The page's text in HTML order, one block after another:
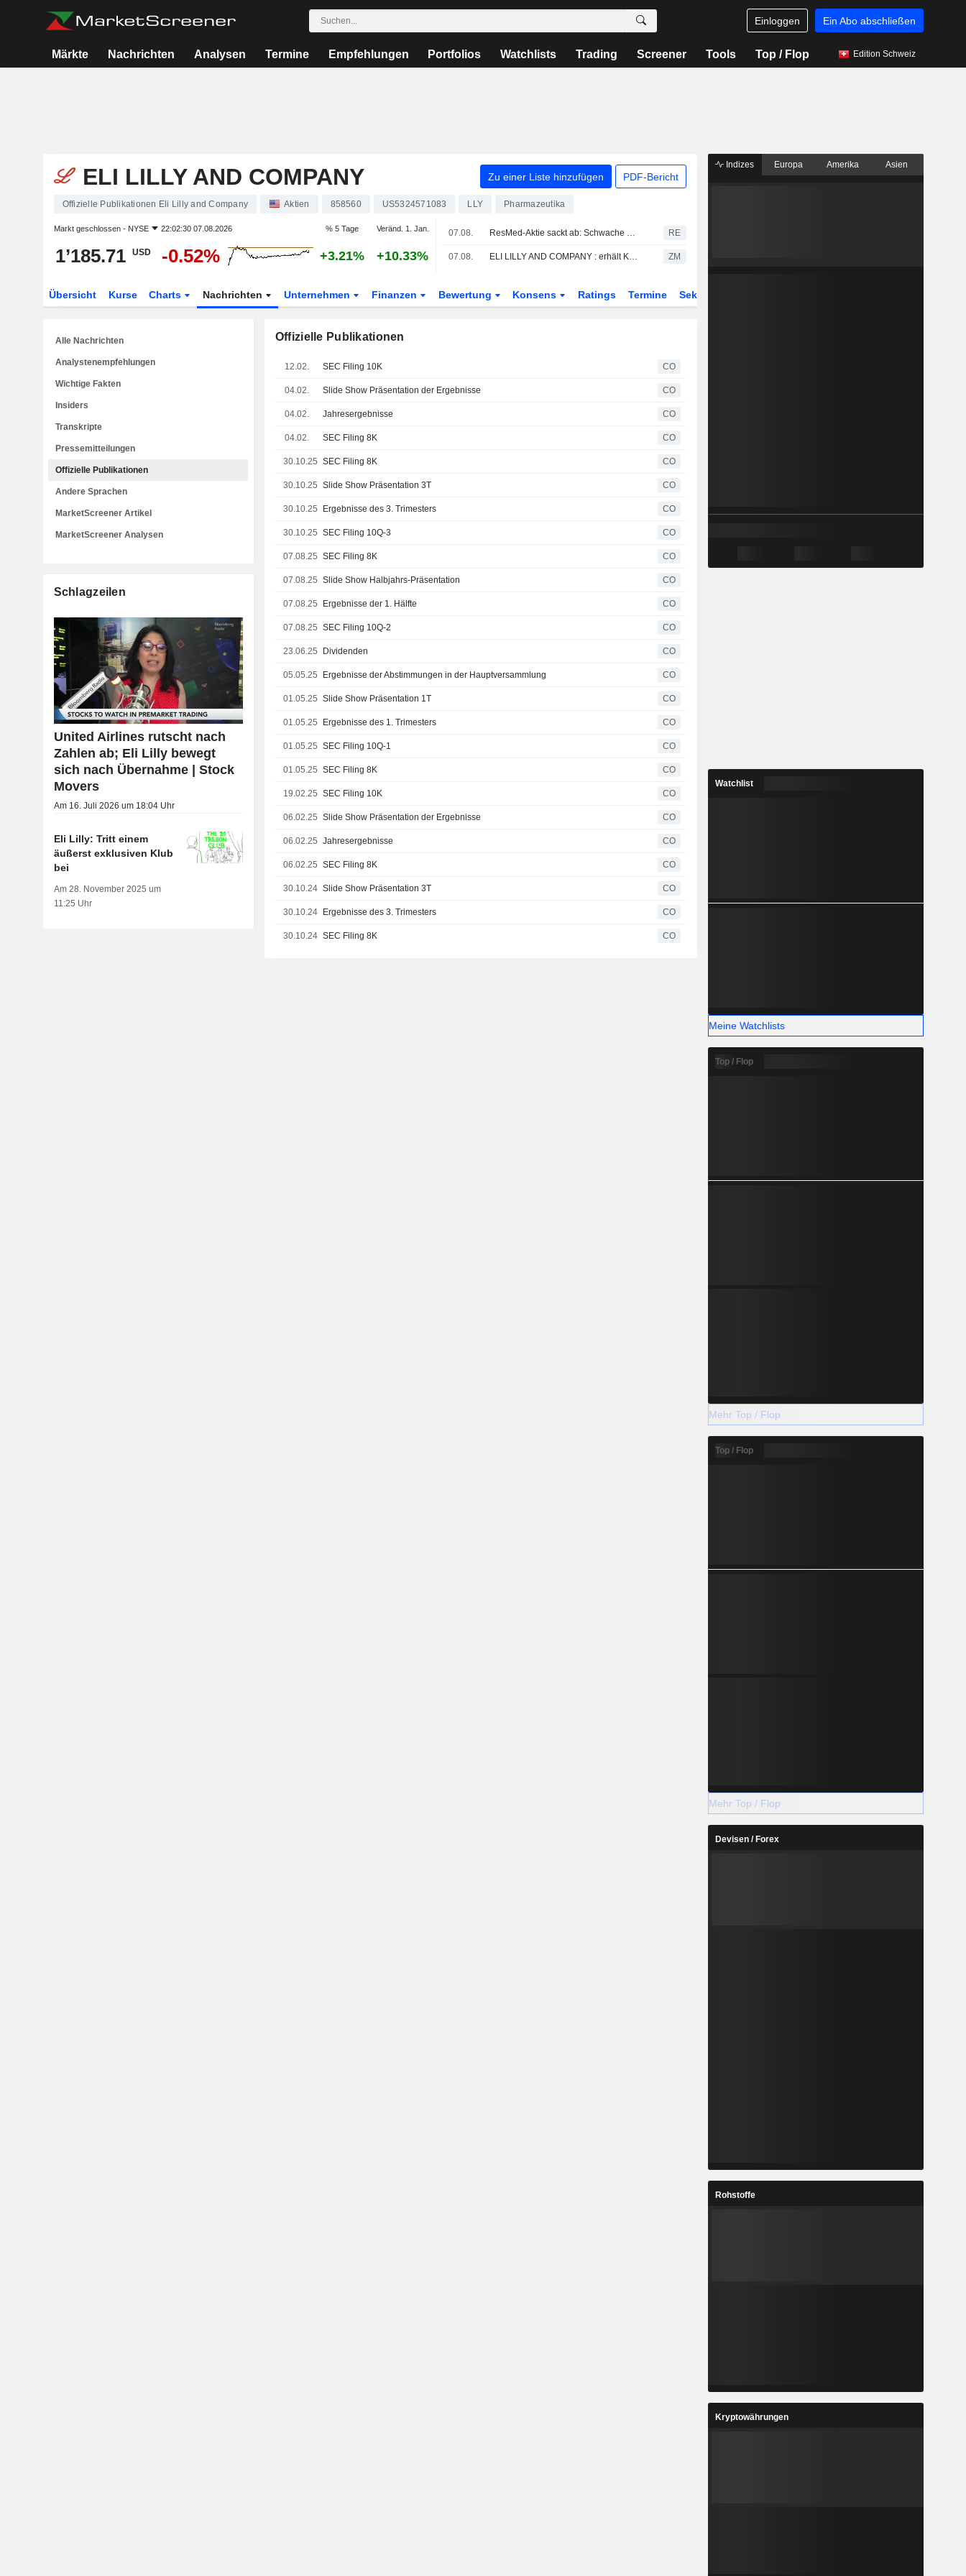
Einloggen Ein Abo abschließen
Märkte Nachrichten Analysen Termine Empfehlungen Portfolios Watchlists Trading Screener Tools Top / Flop Edition Schweiz
ELI LILLY AND COMPANY Zu einer Liste hinzufügen PDF-Bericht
Offizielle Publikationen Eli Lilly and Company Aktien 858560 US5324571083 LLY Pharmazeutika
Markt geschlossen - NYSE 22:02:30 07.08.2026 % 5 Tage Veränd. 1. Jan.
1’185.71 USD -0.52% +3.21% +10.33%
07.08. ResMed-Aktie sackt ab: Schwache Umsatzprognose für 2027 überlagert Gewinnüberraschung im Quartal RE
07.08. ELI LILLY AND COMPANY : erhält Kaufen-Rating von Truist Securities ZM
Übersicht Kurse Charts Nachrichten Unternehmen Finanzen Bewertung Konsens Ratings Termine Sektor
Offizielle Publikationen
12.02. SEC Filing 10K CO
04.02. Slide Show Präsentation der Ergebnisse CO
04.02. Jahresergebnisse CO
04.02. SEC Filing 8K CO
30.10.25 SEC Filing 8K CO
30.10.25 Slide Show Präsentation 3T CO
30.10.25 Ergebnisse des 3. Trimesters CO
30.10.25 SEC Filing 10Q-3 CO
07.08.25 SEC Filing 8K CO
07.08.25 Slide Show Halbjahrs-Präsentation CO
07.08.25 Ergebnisse der 1. Hälfte CO
07.08.25 SEC Filing 10Q-2 CO
23.06.25 Dividenden CO
05.05.25 Ergebnisse der Abstimmungen in der Hauptversammlung CO
01.05.25 Slide Show Präsentation 1T CO
01.05.25 Ergebnisse des 1. Trimesters CO
01.05.25 SEC Filing 10Q-1 CO
01.05.25 SEC Filing 8K CO
19.02.25 SEC Filing 10K CO
06.02.25 Slide Show Präsentation der Ergebnisse CO
06.02.25 Jahresergebnisse CO
06.02.25 SEC Filing 8K CO
30.10.24 Slide Show Präsentation 3T CO
30.10.24 Ergebnisse des 3. Trimesters CO
30.10.24 SEC Filing 8K CO
Alle Nachrichten
Analystenempfehlungen
Wichtige Fakten
Insiders
Transkripte
Pressemitteilungen
Offizielle Publikationen
Andere Sprachen
MarketScreener Artikel
MarketScreener Analysen
Schlagzeilen
United Airlines rutscht nach
Zahlen ab; Eli Lilly bewegt
sich nach Übernahme | Stock
Movers
Am 16. Juli 2026 um 18:04 Uhr
Eli Lilly: Tritt einem
äußerst exklusiven Klub
bei
Am 28. November 2025 um
11:25 Uhr
Indizes Europa Amerika Asien
Watchlist
Meine Watchlists
Top / Flop
Mehr Top / Flop
Top / Flop
Mehr Top / Flop
Devisen / Forex
Rohstoffe
Kryptowährungen